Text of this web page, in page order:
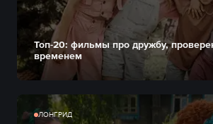
Топ-20: фильмы про дружбу,
временем
ЛОНГРИД